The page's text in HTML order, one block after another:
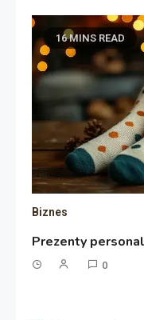
16 MINS READ
Biznes
Prezenty
0